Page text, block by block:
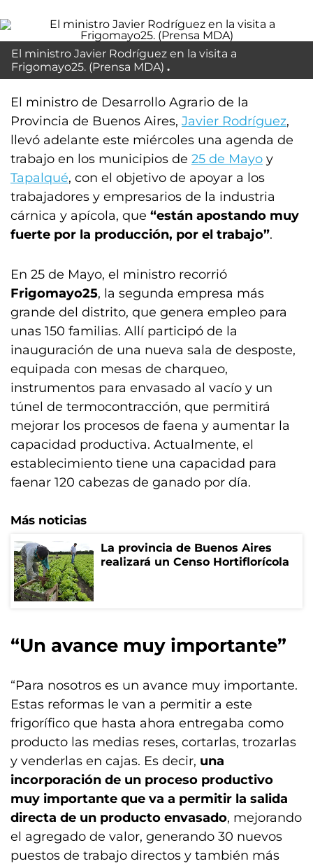
El ministro Javier Rodríguez en la visita a
Frigomayo25. (Prensa MDA)
El ministro de Desarrollo Agrario de la
Provincia de Buenos Aires, Javier Rodríguez,
llevó adelante este miércoles una agenda de
trabajo en los municipios de 25 de Mayo y
Tapalqué, con el objetivo de apoyar a los
trabajadores y empresarios de la industria
cárnica y apícola, que “están apostando muy
fuerte por la producción, por el trabajo”.
En 25 de Mayo, el ministro recorrió
Frigomayo25, la segunda empresa más
grande del distrito, que genera empleo para
unas 150 familias. Allí participó de la
inauguración de una nueva sala de desposte,
equipada con mesas de charqueo,
instrumentos para envasado al vacío y un
túnel de termocontracción, que permitirá
mejorar los procesos de faena y aumentar la
capacidad productiva. Actualmente, el
establecimiento tiene una capacidad para
faenar 120 cabezas de ganado por día.
Más noticias
La provincia de Buenos Aires
realizará un Censo Hortiflorícola
“Un avance muy importante”
“Para nosotros es un avance muy importante.
Estas reformas le van a permitir a este
frigorífico que hasta ahora entregaba como
producto las medias reses, cortarlas, trozarlas
y venderlas en cajas. Es decir, una
incorporación de un proceso productivo
muy importante que va a permitir la salida
directa de un producto envasado, mejorando
el agregado de valor, generando 30 nuevos
puestos de trabajo directos y también más